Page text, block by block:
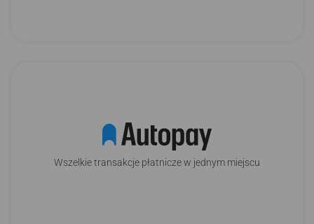
Wszelkie transakcje płatnicze w jednym miejscu